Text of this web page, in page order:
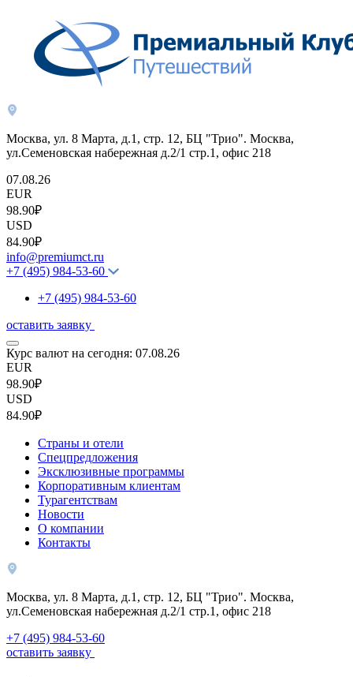
Москва, ул. 8 Марта, д.1, стр. 12, БЦ "Трио". Москва,
ул.Семеновская набережная д.2/1 стр.1, офис 218
07.08.26
EUR
98.90₽
USD
84.90₽
info@premiumct.ru
+7 (495) 984-53-60
+7 (495) 984-53-60
оставить заявку
Курс валют на сегодня: 07.08.26
EUR
98.90₽
USD
84.90₽
Страны и отели
Спецпредложения
Эксклюзивные программы
Корпоративным клиентам
Турагентствам
Новости
О компании
Контакты
Москва, ул. 8 Марта, д.1, стр. 12, БЦ "Трио". Москва,
ул.Семеновская набережная д.2/1 стр.1, офис 218
+7 (495) 984-53-60
оставить заявку